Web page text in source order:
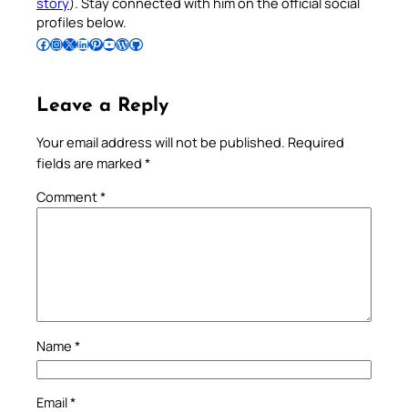
profiles below.
Follow Pradeep on Facebook Follow Pradeep on InstagramFollow Pradeep on X Follow Pradeep on LinkedIn Follow Pradeep on Pinterest Subscribe to Pradeep’s Youtube Channel Follow Pradeep on WordPress Follow Pradeep on GitHub
Leave a Reply
Your email address will not be published. Required
fields are marked *
Comment*
Name *
Email*